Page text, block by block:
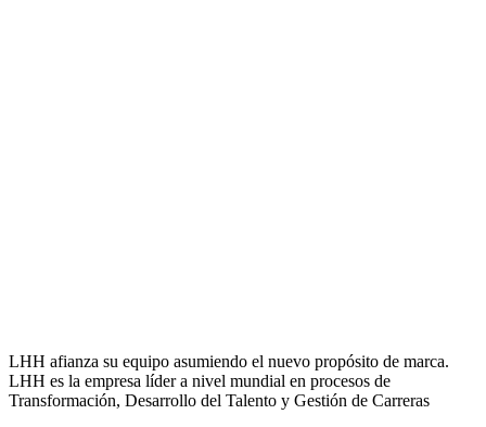
LHH afianza su equipo asumiendo el nuevo propósito de marca.
LHH es la empresa líder a nivel mundial en procesos de
Transformación, Desarrollo del Talento y Gestión de Carreras